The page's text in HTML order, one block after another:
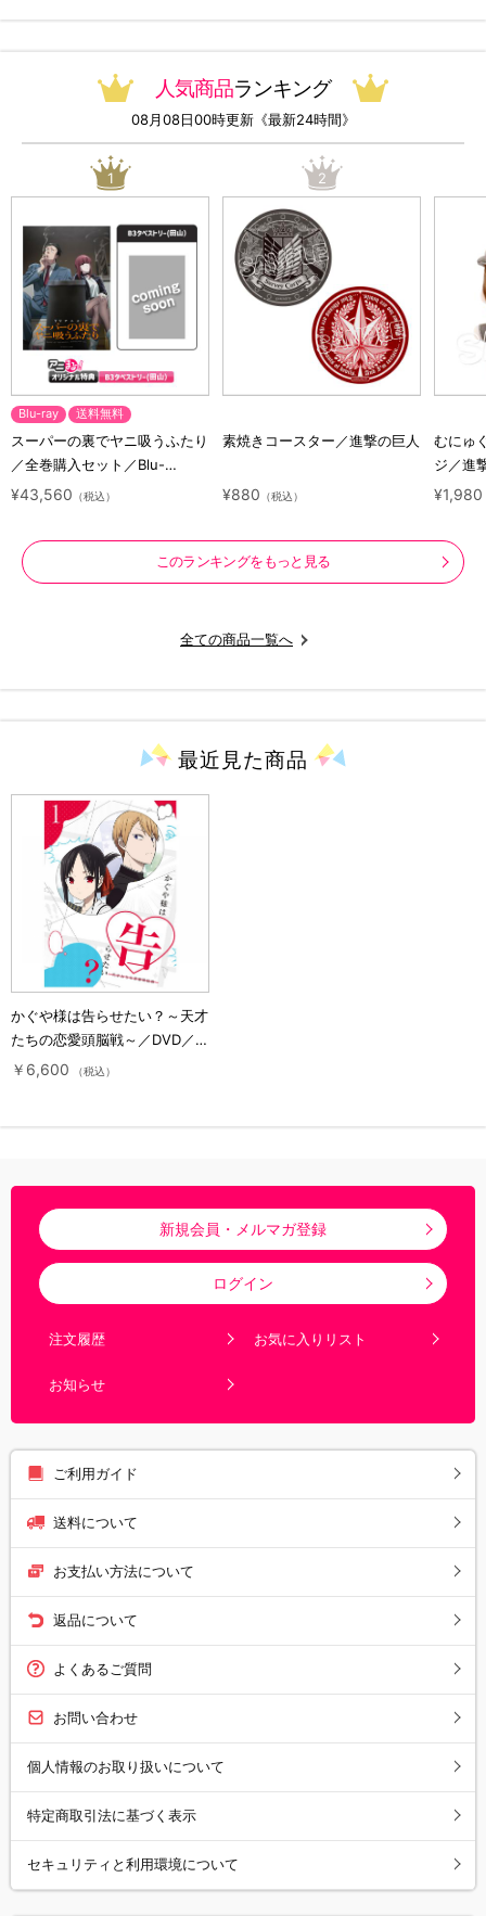
人気商品ランキング
08月08日00時更新《最新24時間》
1
Blu-ray 送料無料
スーパーの裏でヤニ吸うふたり
／全巻購入セット／Blu-
ray（アニまるっ！オリジナル
¥43,560 （税込）
2
素焼きコースター／進撃の巨人
¥880 （税込）
むにゅ
ジ／進
ラクタ
¥1,980
このランキングをもっと見る
全ての商品一覧へ
最近見た商品
かぐや様は告らせたい？～天才
たちの恋愛頭脳戦～／DVD／1
巻(完全生産限定版)
￥6,600 （税込）
新規会員・メルマガ登録
ログイン
注文履歴 お気に入りリスト
お知らせ
ご利用ガイド
送料について
お支払い方法について
返品について
よくあるご質問
お問い合わせ
個人情報のお取り扱いについて
特定商取引法に基づく表示
セキュリティと利用環境について